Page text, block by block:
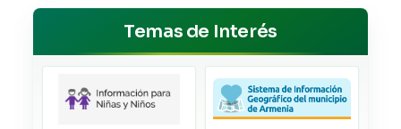
Temas de Interés